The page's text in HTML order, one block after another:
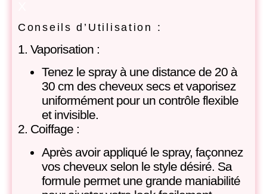
Conseils d’Utilisation :
1. Vaporisation :
Tenez le spray à une distance de 20 à
30 cm des cheveux secs et vaporisez
uniformément pour un contrôle flexible
et invisible.
2. Coiffage :
Après avoir appliqué le spray, façonnez
vos cheveux selon le style désiré. Sa
formule permet une grande maniabilité